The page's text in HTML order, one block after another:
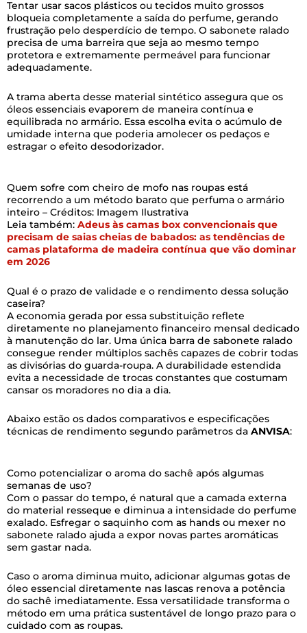
Tentar usar sacos plásticos ou tecidos muito grossos
bloqueia completamente a saída do perfume, gerando
frustração pelo desperdício de tempo. O sabonete ralado
precisa de uma barreira que seja ao mesmo tempo
protetora e extremamente permeável para funcionar
adequadamente.
A trama aberta desse material sintético assegura que os
óleos essenciais evaporem de maneira contínua e
equilibrada no armário. Essa escolha evita o acúmulo de
umidade interna que poderia amolecer os pedaços e
estragar o efeito desodorizador.
Quem sofre com cheiro de mofo nas roupas está
recorrendo a um método barato que perfuma o armário
inteiro – Créditos: Imagem Ilustrativa
Leia também: Adeus às camas box convencionais que
precisam de saias cheias de babados: as tendências de
camas plataforma de madeira contínua que vão dominar
em 2026
Qual é o prazo de validade e o rendimento dessa solução
caseira?
A economia gerada por essa substituição reflete
diretamente no planejamento financeiro mensal dedicado
à manutenção do lar. Uma única barra de sabonete ralado
consegue render múltiplos sachês capazes de cobrir todas
as divisórias do guarda-roupa. A durabilidade estendida
evita a necessidade de trocas constantes que costumam
cansar os moradores no dia a dia.
Abaixo estão os dados comparativos e especificações
técnicas de rendimento segundo parâmetros da ANVISA:
Como potencializar o aroma do sachê após algumas
semanas de uso?
Com o passar do tempo, é natural que a camada externa
do material resseque e diminua a intensidade do perfume
exalado. Esfregar o saquinho com as hands ou mexer no
sabonete ralado ajuda a expor novas partes aromáticas
sem gastar nada.
Caso o aroma diminua muito, adicionar algumas gotas de
óleo essencial diretamente nas lascas renova a potência
do sachê imediatamente. Essa versatilidade transforma o
método em uma prática sustentável de longo prazo para o
cuidado com as roupas.